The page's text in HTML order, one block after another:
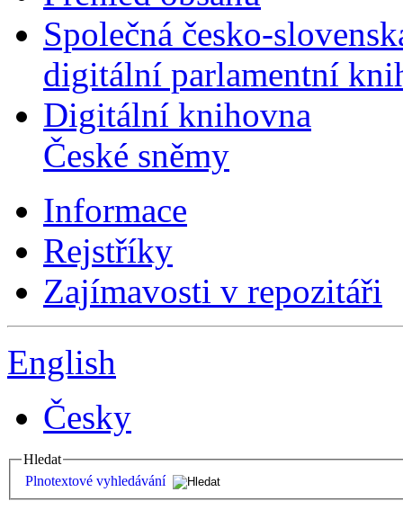
Společná česko-
digitální parlamentní
Digitální knihovna
České sněmy
Informace
Rejstříky
Zajímavosti v repozitáři
English
Česky
Hledat
Plnotextové vyhledávání